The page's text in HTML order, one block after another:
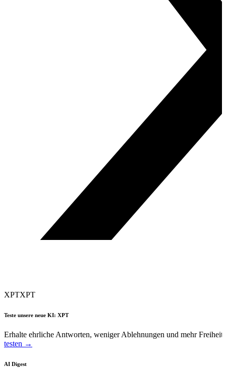
XPTXPT
Teste unsere neue KI: XPT
Erhalte ehrliche Antworten, weniger Ablehnungen und mehr
testen →
AI Digest